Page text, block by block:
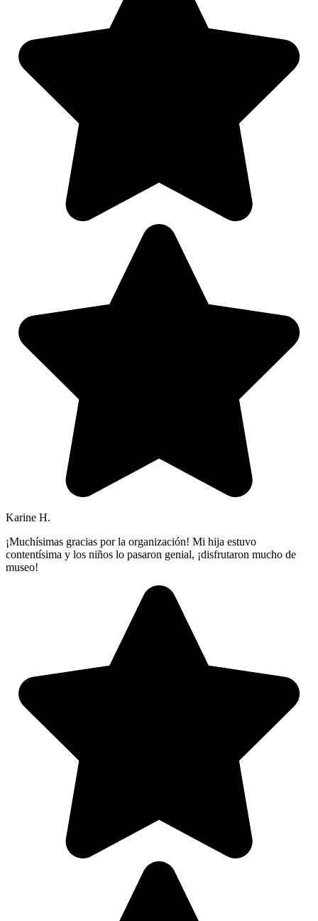
Karine H.
¡Muchísimas gracias por la organización! Mi hija estuvo
contentísima y los niños lo pasaron genial, ¡disfrutaron mucho de
museo!